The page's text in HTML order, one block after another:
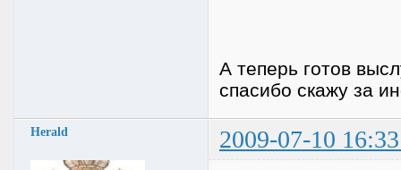
А теперь готов
спасибо скажу за
Herald 2009-07-10